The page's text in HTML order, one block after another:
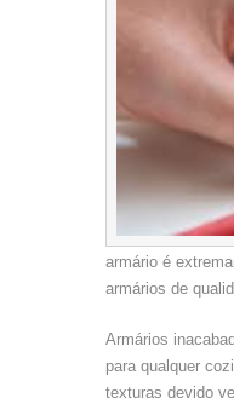
armário é
armários de
Armários
para qualquer
texturas devido